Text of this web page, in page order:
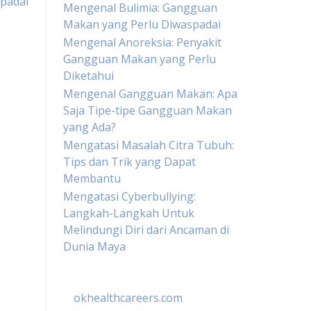
Mengenal Bulimia: Gangguan
Makan yang Perlu Diwaspadai
Mengenal Anoreksia: Penyakit
Gangguan Makan yang Perlu
Diketahui
Mengenal Gangguan Makan: Apa
Saja Tipe-tipe Gangguan Makan
yang Ada?
Mengatasi Masalah Citra Tubuh:
Tips dan Trik yang Dapat
Membantu
Mengatasi Cyberbullying:
Langkah-Langkah Untuk
Melindungi Diri dari Ancaman di
Dunia Maya
okhealthcareers.com